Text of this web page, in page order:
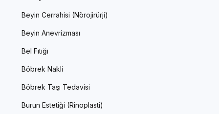
Beyin Cerrahisi (Nörojirürji)
Beyin Anevrizması
Bel Fıtığı
Böbrek Nakli
Böbrek Taşı Tedavisi
Burun Estetiği (Rinoplasti)